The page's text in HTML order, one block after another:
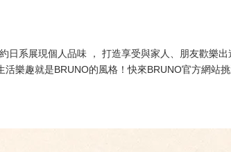
系展現個人品味 ， 打造享受與家人、朋友歡樂
樂趣就是BRUNO的風格！快來BRUNO官方網站挑